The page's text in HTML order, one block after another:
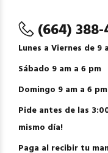
(664)
Lunes a Viernes de 9
Sábado 9 am a 6 pm
Domingo 9 am a 6 pm
Pide antes de las
mismo día!
Paga al recibir tu